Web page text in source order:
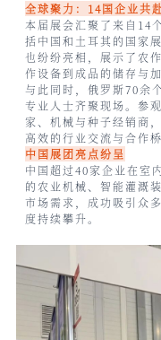
全球聚力：14国企业共
本届展会汇聚了来自14
括中国和土耳其的国家
也纷纷亮相，展示了农
作设备到成品的储存与加
与此同时，俄罗斯70余
专业人士齐聚现场。参
家、机械与种子经销商
高效的行业交流与合作桥
中国展团亮点纷呈
中国超过40家企业在室
的农业机械、智能灌溉
市场需求，成功吸引众
度持续攀升。